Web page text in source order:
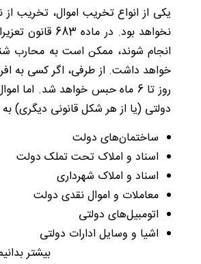
یکی از انواع تخریب اموال، تخریب
دولتی (یا از هر شکل قانونی دیگری)
ساختمان‌های دولت
اسناد و املاک تحت تملک دولت
اسناد و املاک شهرداری
معاملات و اموال نقدی دولت
اتومبیل‌های دولتی
اشیا و وسایل ادارات دولتی
بیشتر